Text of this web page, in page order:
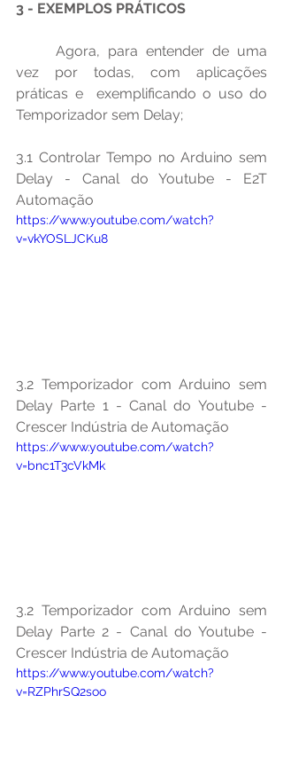
3 - EXEMPLOS PRÁTICOS
vez por todas, com aplicações
práticas e  exemplificando o uso do
Temporizador sem Delay;
3.1 Controlar Tempo no Arduino sem
Delay - Canal do Youtube - E2T
Automação
https://www.youtube.com/watch?
v=vkYOSLJCKu8
3.2 Temporizador com Arduino sem
Delay Parte 1 - Canal do Youtube -
Crescer Indústria de Automação
https://www.youtube.com/watch?
v=bnc1T3cVkMk
3.2 Temporizador com Arduino sem
Delay Parte 2 - Canal do Youtube -
Crescer Indústria de Automação
https://www.youtube.com/watch?
v=RZPhrSQ2soo